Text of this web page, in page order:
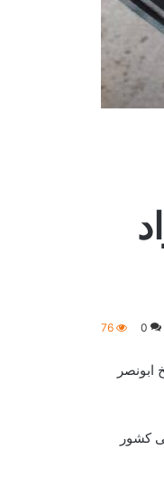
0
76
که یک محموله بزرگ مواد ساختمانی بی‌کیفیت را در بندر میل ۷۸ شیخ ابونصر
کشور